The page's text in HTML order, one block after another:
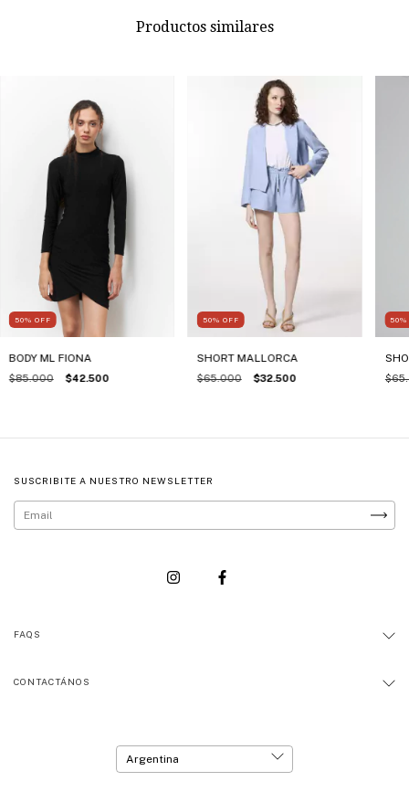
Productos similares
50% OFF
BODY ML FIONA
$85.000 $42.500
50% OFF
SHORT MALLORCA
$65.000 $32.500
50
SUSCRIBITE A NUESTRO NEWSLETTER
FAQS
CONTACTÁNOS